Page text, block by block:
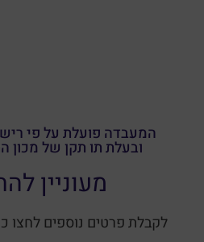
המעבדה פועלת על פי
ובעלת תו תקן של מכון
מעוניין
לקבלת פרטים נוספים לחצו